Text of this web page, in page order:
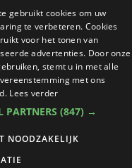
Mis de
wekelijkse updates vol
verbouwen.
gebruikt cookies om uw
te verbeteren. Cookies
voor het tonen van
advertenties. Door onze
stemt u in met alle
met ons
Lees verder
PARTNERS (847) →
NOODZAKELIJK